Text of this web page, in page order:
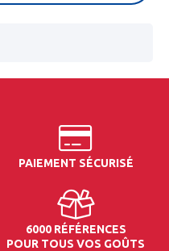
PAIEMENT SÉCURISÉ
6000 RÉFÉRENCES
POUR TOUS VOS GOÛTS